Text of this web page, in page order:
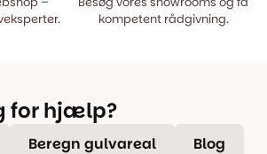
kompetent rådgivning.
for hjælp?
Beregn gulvareal Blog